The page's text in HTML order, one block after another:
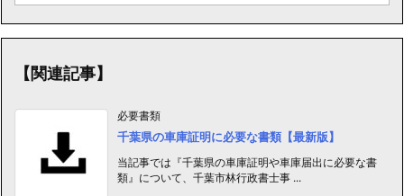
リ
【関連記事】
必要書類
千葉県の車庫証明に必要な書類【最新版】
当記事では『千葉県の車庫証明や車庫届出に必要な書
類』について、千葉市林行政書士事 ...